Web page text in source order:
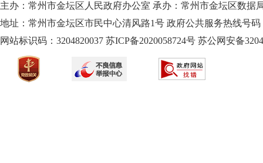
主办：常州市金坛区人民政府办公室 承办：常州市金坛区数据
地址：常州市金坛区市民中心清风路1号 政府公共服务热线号码
网站标识码：3204820037 苏ICP备2020058724号 苏公网安备